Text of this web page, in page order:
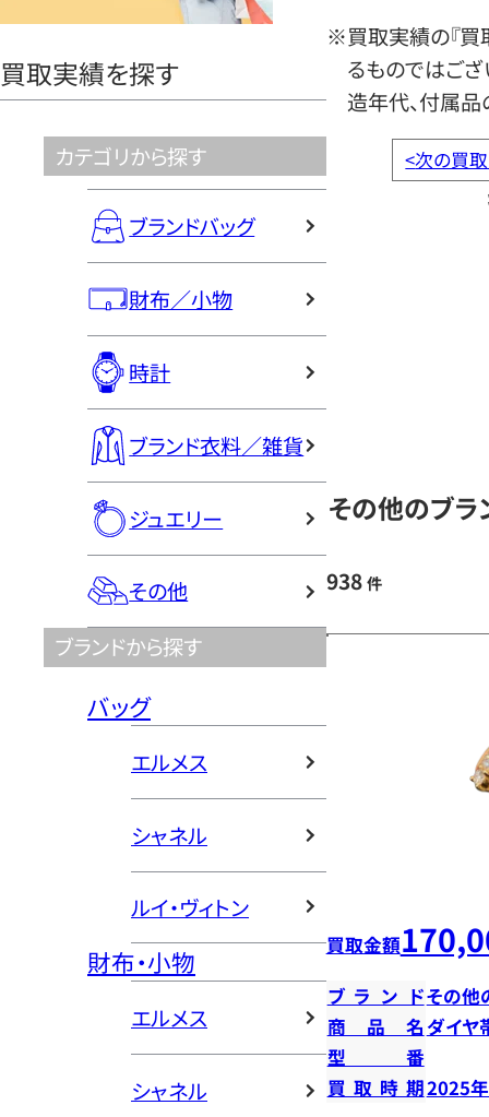
買取実績を探す
カテゴリから探す
ブランドバッグ
財布／小物
時計
ブランド衣料／雑貨
ジュエリー
その他
ブランドから探す
バッグ
エルメス
シャネル
ルイ・ヴィトン
財布・小物
エルメス
シャネル
※買取実績の『買
るものではござ
造年代、付属品
<次の買
その他のブラ
938 件
買取金額
ブランドその他
商品名ダイヤ
型番
買取時期2025